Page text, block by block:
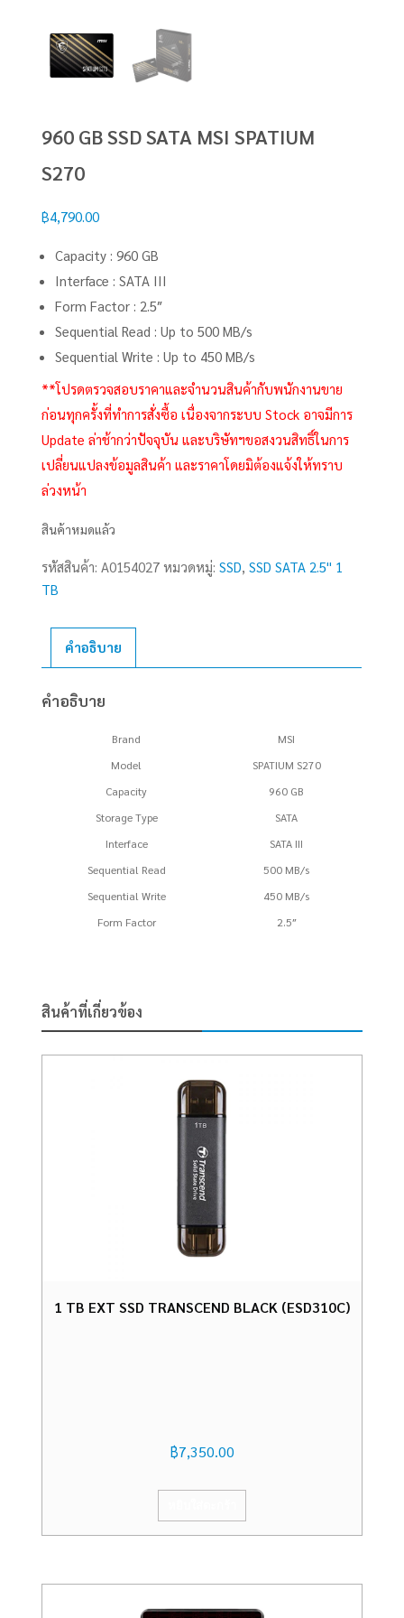
960 GB SSD SATA MSI SPATIUM
S270
฿4,790.00
Capacity : 960 GB
Interface : SATA III
Form Factor : 2.5″
Sequential Read : Up to 500 MB/s
Sequential Write : Up to 450 MB/s
**โปรดตรวจสอบราคาและจำนวนสินค้ากับพนักงานขาย
ก่อนทุกครั้งที่ทำการสั่งซื้อ เนื่องจากระบบ Stock อาจมีการ
Update ล่าช้ากว่าปัจจุบัน และบริษัทฯขอสงวนสิทธิ์ในการ
เปลี่ยนแปลงข้อมูลสินค้า และราคาโดยมิต้องแจ้งให้ทราบ
ล่วงหน้า
สินค้าหมดแล้ว
รหัสสินค้า: A0154027 หมวดหมู่:SSD ,SSD SATA 2.5'' 1
TB
คำอธิบาย
คำอธิบาย
Brand
MSI
Model
SPATIUM S270
Capacity
960 GB
Storage Type
SATA
Interface
SATA III
Sequential Read
500 MB/s
Sequential Write
450 MB/s
Form Factor
2.5″
สินค้าที่เกี่ยวข้อง
1 TB EXT SSD TRANSCEND BLACK (ESD310C)
฿7,350.00